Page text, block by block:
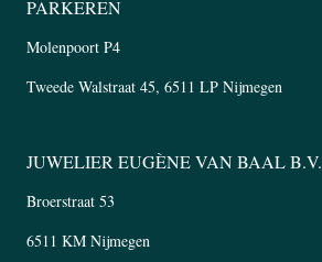
PARKEREN
Molenpoort P4
Tweede Walstraat 45, 6511 LP Nijmegen
JUWELIER EUGÈNE VAN BAAL B.V.
Broerstraat 53
6511 KM Nijmegen